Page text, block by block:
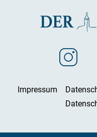
Impressum